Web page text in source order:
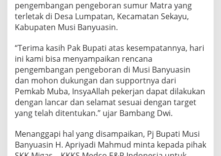
pengembangan pengeboran sumur Matra yang
terletak di Desa Lumpatan, Kecamatan Sekayu,
Kabupaten Musi Banyuasin.
“Terima kasih Pak Bupati atas kesempatannya, hari
ini kami bisa menyampaikan rencana
pengembangan pengeboran di Musi Banyuasin
dan mohon dukungan dan supportnya dari
Pemkab Muba, InsyaAllah pekerjan dapat dilakukan
dengan lancar dan selamat sesuai dengan target
yang telah ditentukan.” ujar Bambang Dwi.
Menanggapi hal yang disampaikan, Pj Bupati Musi
Banyuasin H. Apriyadi Mahmud minta kepada pihak